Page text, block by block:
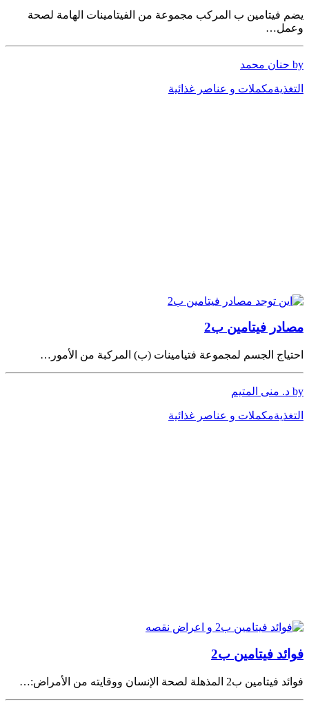
يضم فيتامين ب المركب مجموعة من الفيتامينات الهامة لصحة
وعمل…
by حنان محمد
التغذيةمكملات و عناصر غذائية
مصادر فيتامين ب2
احتياج الجسم لمجموعة فتيامينات (ب) المركبة من الأمور…
by د. منى المتيم
التغذيةمكملات و عناصر غذائية
فوائد فيتامين ب2
فوائد فيتامين ب2 المذهلة لصحة الإنسان ووقايته من الأمراض:…